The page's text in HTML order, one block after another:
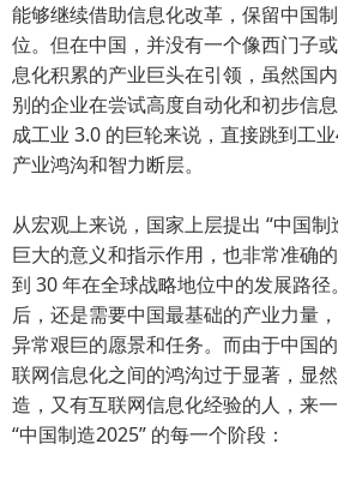
能够继续借助信息化改革，保留中国
位。但在中国，并没有一个像西门子
息化积累的产业巨头在引领，虽然国
别的企业在尝试高度自动化和初步信
成工业 3.0 的巨轮来说，直接跳到工
产业鸿沟和智力断层。
从宏观上来说，国家上层提出 “中国
巨大的意义和指示作用，也非常准确
到 30 年在全球战略地位中的发展路径
后，还是需要中国最基础的产业力量
异常艰巨的愿景和任务。而由于中国
联网信息化之间的鸿沟过于显著，显
造，又有互联网信息化经验的人，来
“中国制造2025” 的每一个阶段：